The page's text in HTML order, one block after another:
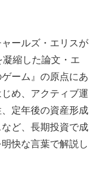
ールズ・エリスが
縮した論文・エ
ーム』の原点にあ
め、アクティブ運
定年後の資産形成
ど、長期投資で成
快な言葉で解説し